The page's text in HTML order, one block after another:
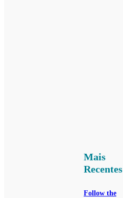
Mais
Recentes
Follow the